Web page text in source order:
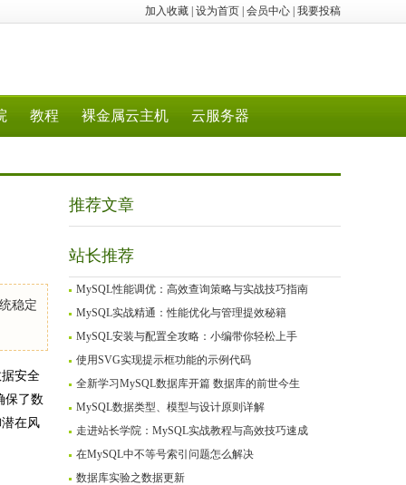
加入收藏 设为首页 会员中心 我要投稿
教程 裸金属云主机 云服务器
稳定
安全
保了数
在风
推荐文章
站长推荐
MySQL性能调优：高效查询策略与实战技巧指南
MySQL实战精通：性能优化与管理提效秘籍
MySQL安装与配置全攻略：小编带你轻松上手
使用SVG实现提示框功能的示例代码
全新学习MySQL数据库开篇 数据库的前世今生
MySQL数据类型、模型与设计原则详解
走进站长学院：MySQL实战教程与高效技巧速成
在MySQL中不等号索引问题怎么解决
数据库实验之数据更新